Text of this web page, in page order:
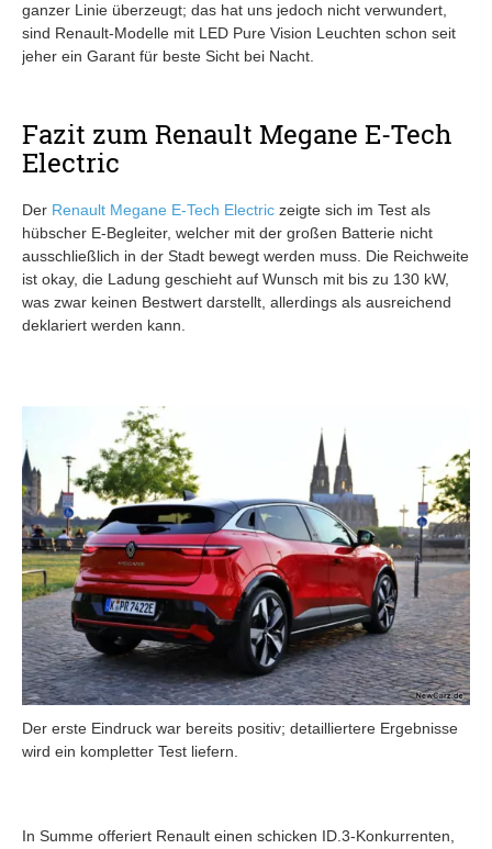
ganzer Linie überzeugt; das hat uns jedoch nicht verwundert,
sind Renault-Modelle mit LED Pure Vision Leuchten schon seit
jeher ein Garant für beste Sicht bei Nacht.
Fazit zum Renault Megane E-Tech
Electric
Der Renault Megane E-Tech Electric zeigte sich im Test als
hübscher E-Begleiter, welcher mit der großen Batterie nicht
ausschließlich in der Stadt bewegt werden muss. Die Reichweite
ist okay, die Ladung geschieht auf Wunsch mit bis zu 130 kW,
was zwar keinen Bestwert darstellt, allerdings als ausreichend
deklariert werden kann.
Der erste Eindruck war bereits positiv; detailliertere Ergebnisse
wird ein kompletter Test liefern.
In Summe offeriert Renault einen schicken ID.3-Konkurrenten,